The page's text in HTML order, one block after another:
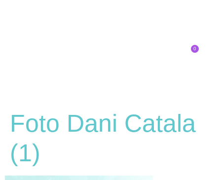
0
Foto Dani Catala
(1)